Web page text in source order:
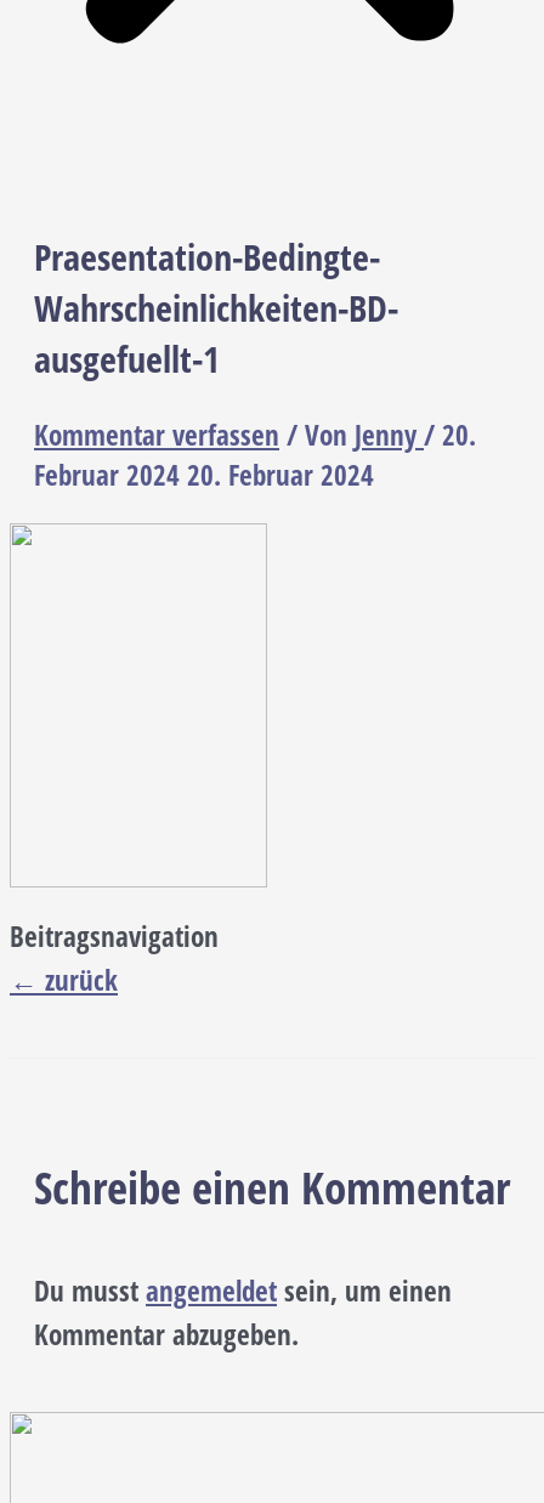
Praesentation-Bedingte-
Wahrscheinlichkeiten-BD-
ausgefuellt-1
Kommentar verfassen / Von Jenny/20.
Februar 202420. Februar 2024
Beitragsnavigation
← zurück
Schreibe einen Kommentar
Du musstangemeldetsein, um einen
Kommentar abzugeben.